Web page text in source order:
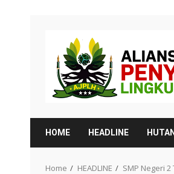
HOME HEADLINE
Home HEADLINE SMP Negeri